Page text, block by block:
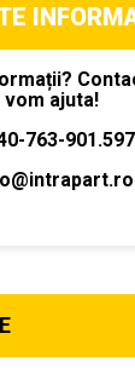
ajuta!
763-901.597